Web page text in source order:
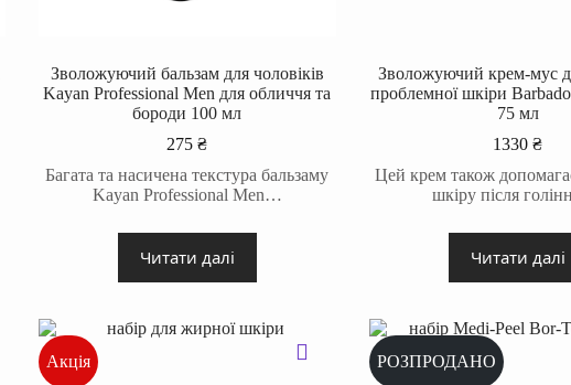
Зволожуючий бальзам для чоловіків
Kayan Professional Men для обличчя та
бороди 100 мл
275₴
Багата та насичена текстура бальзаму
Kayan Professional Men…
Читати далі
Зволожуючий крем-мус
проблемної шкіри
75 мл
1330₴
Цей крем також
шкіру після
Читати далі
Акція РОЗПРОДАНО